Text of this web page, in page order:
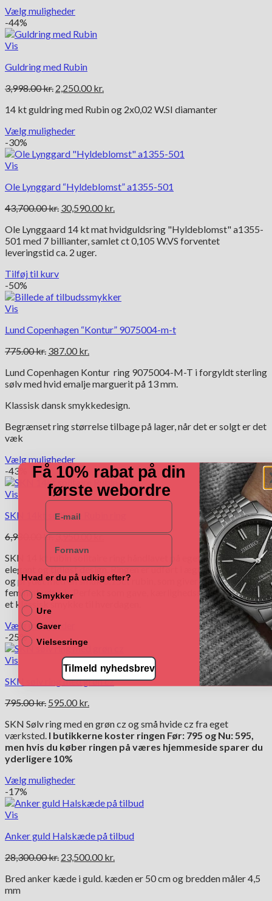
varesiden
3,998.00 kr..
Vælg muligheder
Dette
vare
har
varianter.
kan
på
varesiden
-44%
Vis
Guldring med Rubin
3,998.00kr. Den
pris
3,998.00 kr..
2,250.00 kr.
pris
14 kt guldring med Rubin og 2x0,02 W.SI diamanter
Vælg muligheder
Dette
vare
har
varianter.
kan
på
varesiden
-30%
Vis
Ole Lynggard “Hyldeblomst” a1355-501
43,700.00kr. Den
pris
var:
43,700.00 kr..
30,590.00 kr.
pris
er:
Ole Lynggaard 14 kt mat hvidguldsring "Hyldeblomst" a1355-
501 med 7 billianter, samlet ct 0,105 W.VS forventet
leveringstid ca. 2 uger.
Tilføj til kurv
-50%
Vis
Lund Copenhagen “Kontur” 9075004-m-t
775.00kr. Den
pris
var:
387.00 kr.
pris
er:
Lund Copenhagen Kontur ring 9075004-M-T i forgyldt sterling
sølv med hvid emalje marguerit på 13 mm.
Klassisk dansk smykkedesign.
Begrænset ring størrelse tilbage på lager, når det er solgt er det
væk
Vælg muligheder
Dette
vare
har
varianter.
Mulighederne
kan
på
varesiden
-43%
Vis
SKN 14kt solitaire Rubin ring
6,980.00
kr.Den
oprindelige
var:
6,980.00 kr..
3,950.00kr.Den
er:
3,950.00 kr..
SKN 14 kt rubin solitaire ring håndlavet på eget værksted i
elegant og tidløst design. Ringen er udført i ægte 14 karat guld
og prydet med en smuk 0,15ct rubin, som giver et eksklusivt og
feminint udtryk. Perfekt som gave, kærlighedssymbol eller som
et klassisk smykke til hverdagen.
Vælg muligheder
Dette
vare
har
varianter.
kan
på
varesiden
-25%
Vis
SKN sølv ring med grøn cz
795.00kr. Den
pris
var:
795.00 kr..
595.00 kr.
pris
er:
595.00 kr..
SKN Sølv ring med en grøn cz og små hvide cz fra eget
værksted. I butikkerne koster ringen Før: 795 og Nu: 595,
men hvis du køber ringen på væres hjemmeside sparer du
yderligere 10%
Vælg muligheder
Dette
vare
har
varianter.
kan
på
varesiden
-17%
Vis
Anker guld Halskæde på tilbud
28,300.00kr. Den
pris
23,500.00 kr.
pris
Bred anker kæde i guld. kæden er 50 cm og bredden måler 4,5
mm
Få 10% rabat på din
første webordre
E-mail
Navn
Hvad er du på udkig efter?
Smykker
Ure
Gaver
Vielsesringe
Tilmeld nyhedsbrev